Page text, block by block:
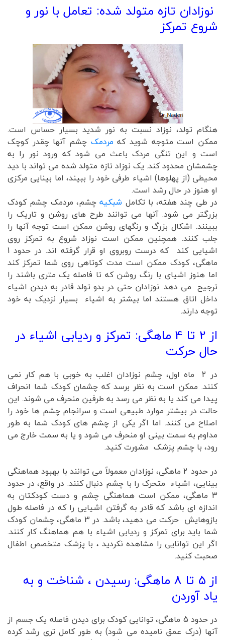
نوزادان تازه متولد شده: تعامل با نور و
شروع تمرکز
هنگام تولد، نوزاد نسبت به نور شدید بسیار حساس است.
ممکن است متوجه شوید که مردمک چشم آنها چقدر کوچک
است و این تنگی مردک باعث می شود که ورود نور را به
چشمشان محدود کند. یک نوزاد تازه متولد شده می تواند با دید
محیطی (از پهلوها) اشیاء طرفی خود را ببیند، اما بینایی مرکزی
او هنوز در حال رشد است.
در طی چند هفته، با تکامل شبکیهچشم، مردمک چشم کودک
بزرگتر می شود. آنها می توانند طرح های روشن و تاریک را
ببینند. اشکال بزرگ و رنگهای روشن ممکن است توجه آنها را
جلب کنند. همچنین ممکن است نوزاد شروع به تمرکز روی
اشیایی کند که درست روبروی او قرار گرفته اند. در حدود 1
ماهگی، کودک ممکن است مدت کوتاهی روی شما تمرکز کند
اما هنوز اشیای با رنگ روشن که تا فاصله یک متری باشند را
ترجیح می دهد. نوزادان حتی در بدو تولد قادر به دیدن اشیاء
داخل اتاق هستند اما بیشتر به اشیاء بسیار نزدیک به خود
توجه دارند.
از 2 تا 4 ماهگی: تمرکز و ردیابی اشیاء در
حال حرکت
در 2 ماه اول، چشم نوزادان اغلب به خوبی با هم کار نمی
کنند. ممکن است به نظر برسد که چشمان کودک شما انحراف
پیدا می کند یا به نظر می رسد به طرفین منحرف می شوند. این
حالت در بیشتر موارد طبیعی است و سرانجام چشم ها خود را
اصلاح می کنند. اما اگر یکی از چشم های کودک شما به طور
مداوم به سمت بینی او منحرف می شود و یا به سمت خارج می
رود، با چشم پزشک مشورت کنید.
در حدود 2 ماهگی، نوزادان معمولاً می توانند با بهبود هماهنگی
بینایی، اشیاء متحرک را با چشم دنبال کنند. در واقع، در حدود
3 ماهگی، ممکن است هماهنگی چشم و دست کودکتان به
اندازه ای باشد که قادر به گرفتن اشیایی را که در فاصله طول
بازوهایش حرکت می دهید، باشد. در 3 ماهگی، چشمان کودک
شما باید برای تمرکز و ردیابی اشیاء با هم هماهنگ کار کنند.
اگر این توانایی را مشاهده نکردید ، با پزشک متخصص اطفال
صحبت کنید.
از 5 تا 8 ماهگی: رسیدن ، شناخت و به
یاد آوردن
در حدود 5 ماهگی، توانایی کودک برای دیدن فاصله یک جسم از
آنها (درک عمق نامیده می شود) به طور کامل تری رشد کرده